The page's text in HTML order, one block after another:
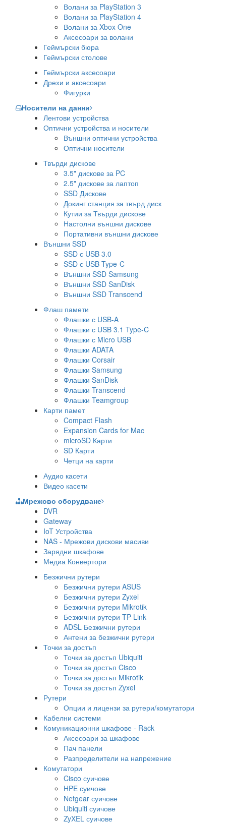
Волани за PlayStation 3
Волани за PlayStation 4
Волани за Xbox One
Аксесоари за волани
Геймърски бюра
Геймърски столове
Геймърски аксесоари
Дрехи и аксесоари
Фигурки
Носители на данни
Лентови устройства
Оптични устройства и носители
Външни оптични устройства
Оптични носители
Твърди дискове
3.5" дискове за PC
2.5" дискове за лаптоп
SSD Дискове
Докинг станция за твърд диск
Кутии за Твърди дискове
Настолни външни дискове
Портативни външни дискове
Външни SSD
SSD с USB 3.0
SSD с USB Type-C
Външни SSD Samsung
Външни SSD SanDisk
Външни SSD Transcend
Флаш памети
Флашки с USB-A
Флашки с USB 3.1 Type-C
Флашки с Micro USB
Флашки ADATA
Флашки Corsair
Флашки Samsung
Флашки SanDisk
Флашки Transcend
Флашки Teamgroup
Карти памет
Compact Flash
Expansion Cards for Mac
microSD Карти
SD Карти
Четци на карти
Аудио касети
Видео касети
Мрежово оборудване
DVR
Gateway
IoT Устройства
NAS - Мрежови дискови масиви
Зарядни шкафове
Медиа Конвертори
Безжични рутери
Безжични рутери ASUS
Безжични рутери Zyxel
Безжични рутери Mikrotik
Безжични рутери TP-Link
ADSL Безжични рутери
Антени за безжични рутери
Точки за достъп
Точки за достъп Ubiquiti
Точки за достъп Cisco
Точки за достъп Mikrotik
Точки за достъп Zyxel
Рутери
Опции и лицензи за рутери/комутатори
Кабелни системи
Комуникационни шкафове - Rack
Аксесоари за шкафове
Пач панели
Разпределители на напрежение
Комутатори
Cisco суичове
HPE суичове
Netgear суичове
Ubiquiti суичове
ZyXEL суичове